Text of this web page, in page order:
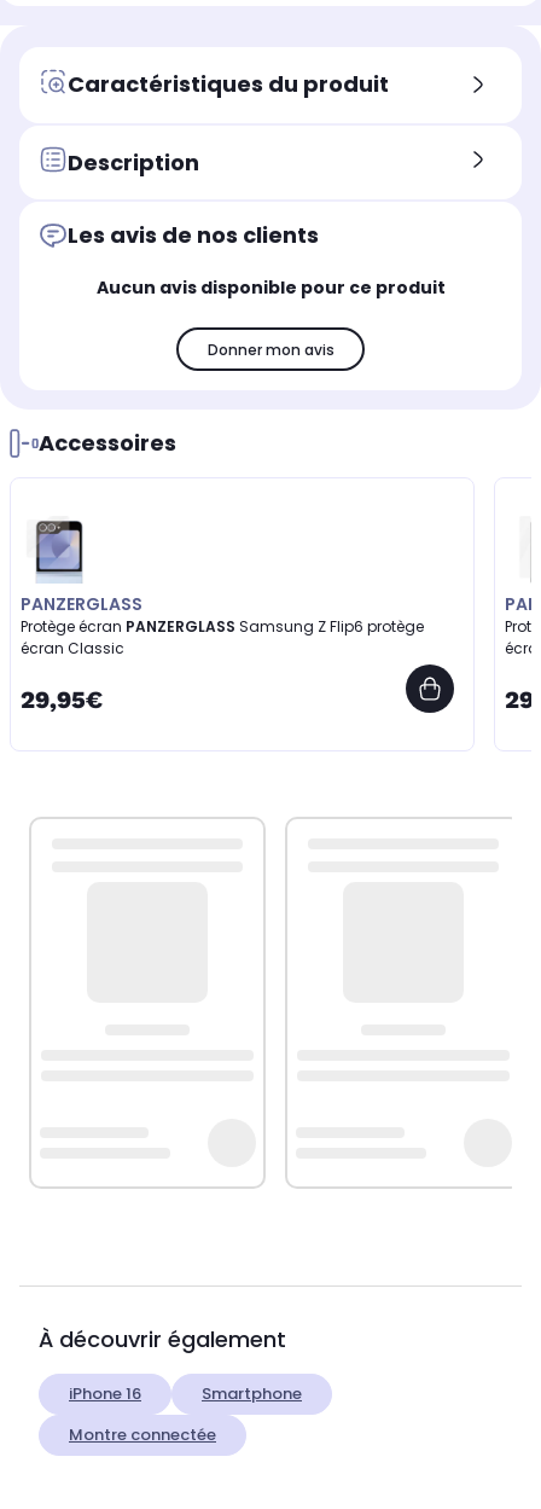
Caractéristiques du produit
Description
Les avis de nos clients
Aucun avis disponible pour ce produit
Donner mon avis
Accessoires
PANZERGLASS
Protège écran PANZERGLASS
écran Classic
29,95€
À découvrir également
iPhone 16
Smartphone
Montre connectée